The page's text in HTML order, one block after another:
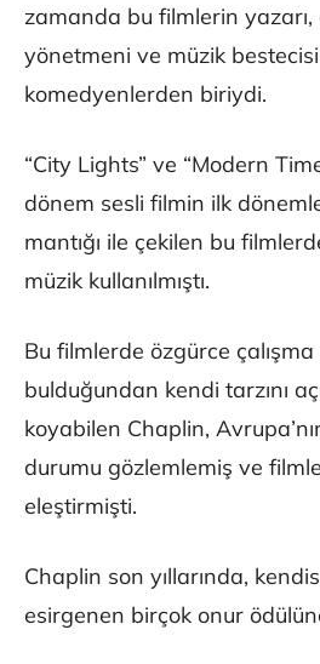
zamanda bu filmlerin yazarı,
yönetmeni ve müzik
komedyenlerden biriydi.
“City Lights” ve “Modern
dönem sesli filmin ilk
mantığı ile çekilen bu
müzik kullanılmıştı.
Bu filmlerde özgürce çalışma
bulduğundan kendi tarzını
koyabilen Chaplin,
durumu gözlemlemiş ve
eleştirmişti.
Chaplin son yıllarında,
esirgenen birçok onur